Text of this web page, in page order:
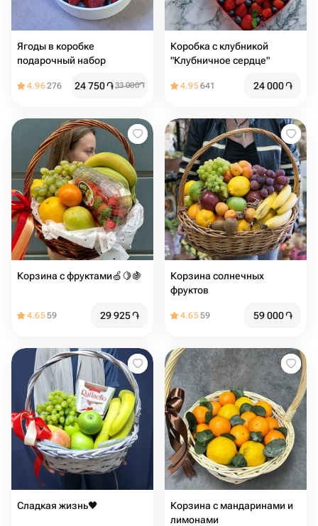
Ягоды в коробке
подарочный набор
4.96276 24 750֏33 000֏
Коробка с клубникой
"Клубничное сердце"
4.95641 24 000֏
Корзина с фруктами🍏🍋🍇
4.6559 29 925֏
Корзина солнечных
фруктов
4.6559 59 000֏
Сладкая жизнь🖤
Корзина с мандаринами и
лимонами